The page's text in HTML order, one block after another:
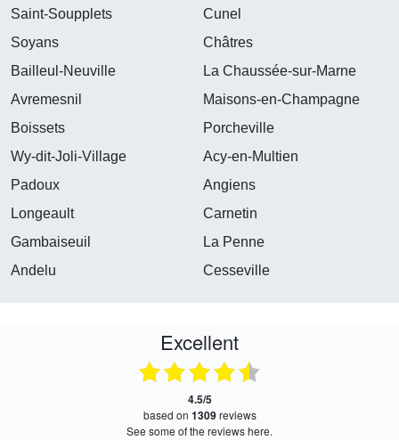
Saint-Soupplets
Cunel
Soyans
Châtres
Bailleul-Neuville
La Chaussée-sur-Marne
Avremesnil
Maisons-en-Champagne
Boissets
Porcheville
Wy-dit-Joli-Village
Acy-en-Multien
Padoux
Angiens
Longeault
Carnetin
Gambaiseuil
La Penne
Andelu
Cesseville
Excellent
4.5/5
based on 1309reviews
see some of the reviews here.